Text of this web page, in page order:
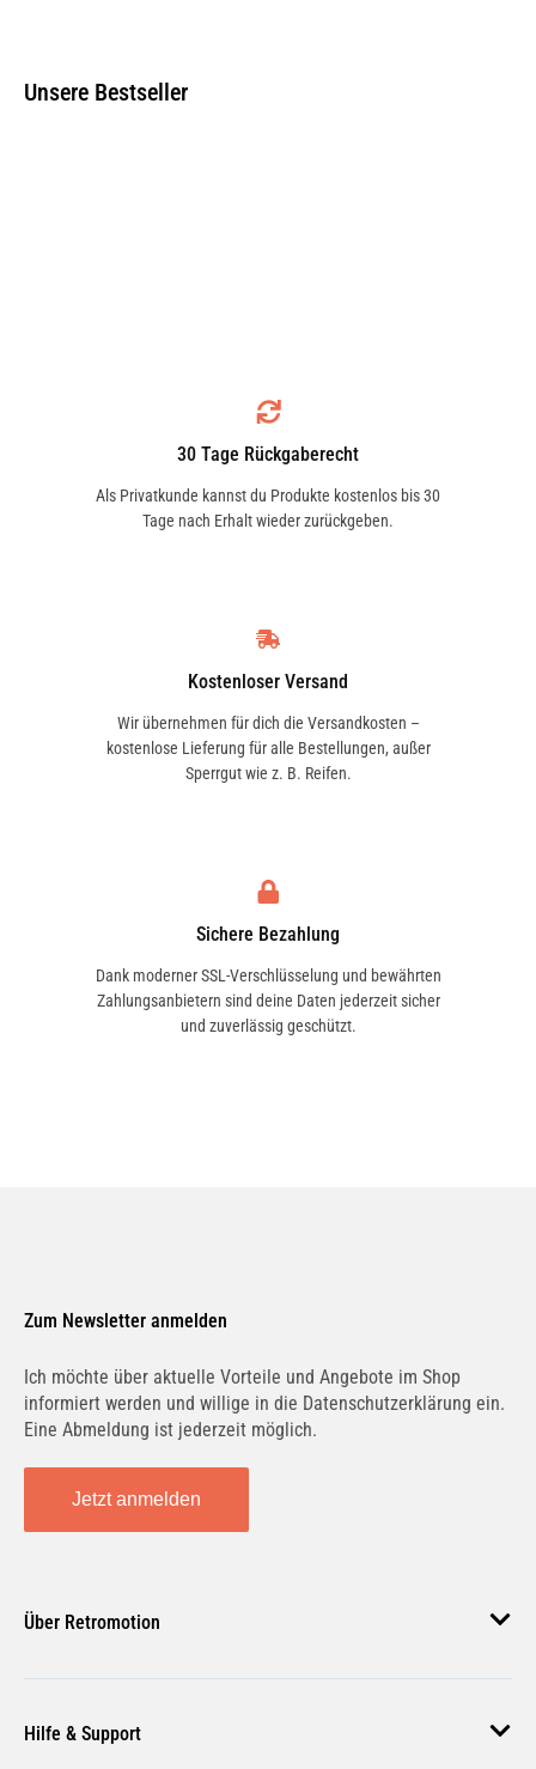
Unsere Bestseller
30 Tage Rückgaberecht
Als Privatkunde kannst du Produkte kostenlos bis 30
Tage nach Erhalt wieder zurückgeben.
Kostenloser Versand
Wir übernehmen für dich die Versandkosten –
kostenlose Lieferung für alle Bestellungen, außer
Sperrgut wie z. B. Reifen.
Sichere Bezahlung
Dank moderner SSL-Verschlüsselung und bewährten
Zahlungsanbietern sind deine Daten jederzeit sicher
und zuverlässig geschützt.
Zum Newsletter anmelden
Ich möchte über aktuelle Vorteile und Angebote im Shop
informiert werden und willige in die Datenschutzerklärung ein.
Eine Abmeldung ist jederzeit möglich.
Jetzt anmelden
Über Retromotion
Unsere Jobs
Hilfe & Support